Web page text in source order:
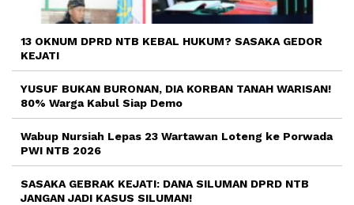
13 OKNUM DPRD NTB KEBAL HUKUM? SASAKA GEDOR
KEJATI
YUSUF BUKAN BURONAN, DIA KORBAN TANAH WARISAN!
80% Warga Kabul Siap Demo
Wabup Nursiah Lepas 23 Wartawan Loteng ke Porwada
PWI NTB 2026
SASAKA GEBRAK KEJATI: DANA SILUMAN DPRD NTB
JANGAN JADI KASUS SILUMAN!